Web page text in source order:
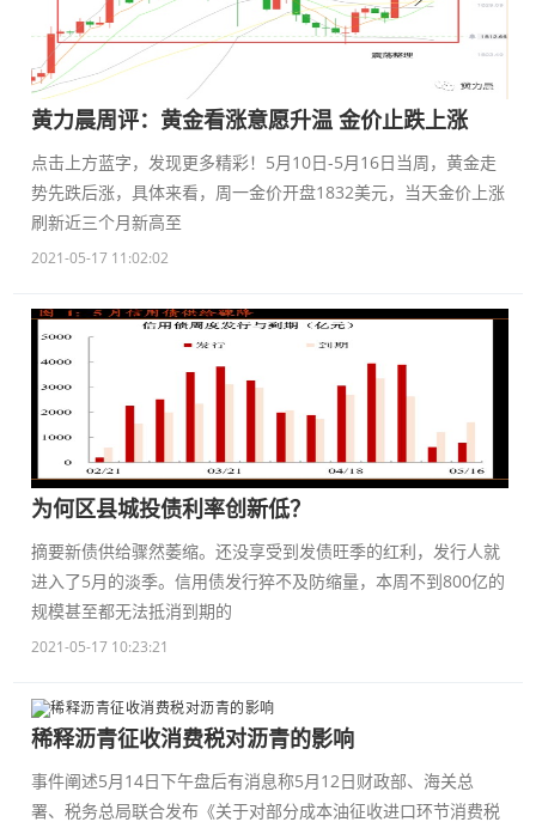
黄力晨周评：黄金看涨意愿升温 金价止跌上涨
点击上方蓝字，发现更多精彩！5月10日-5月16日当周，黄金走
势先跌后涨，具体来看，周一金价开盘1832美元，当天金价上涨
刷新近三个月新高至
2021-05-17 11:02:02
为何区县城投债利率创新低？
摘要新债供给骤然萎缩。还没享受到发债旺季的红利，发行人就
进入了5月的淡季。信用债发行猝不及防缩量，本周不到800亿的
规模甚至都无法抵消到期的
2021-05-17 10:23:21
稀释沥青征收消费税对沥青的影响
事件阐述5月14日下午盘后有消息称5月12日财政部、海关总
署、税务总局联合发布《关于对部分成本油征收进口环节消费税